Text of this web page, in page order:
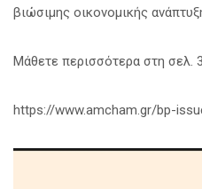
βιώσιμης οικονομικής
Μάθετε περισσότερα στη σελ.
https://www.amcham.gr/bp-